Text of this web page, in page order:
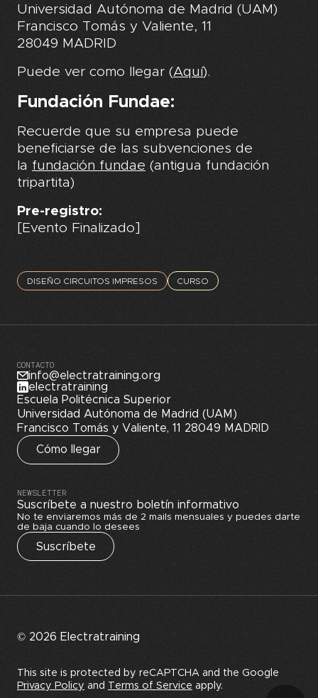
Universidad Autónoma de Madrid (UAM)
Francisco Tomás y Valiente, 11
28049 MADRID
Puede ver como llegar (Aquí).
Fundación Fundae:
Recuerde que su empresa puede
beneficiarse de las subvenciones de
la fundación fundae (antigua fundación
tripartita)
Pre-registro:
[Evento Finalizado]
DISEÑO CIRCUITOS IMPRESOS CURSO
CONTACTO
info@electratraining.org
electratraining
Escuela Politécnica Superior
Universidad Autónoma de Madrid (UAM)
Francisco Tomás y Valiente, 11 28049 MADRID
Cómo llegar
NEWSLETTER
Suscríbete a nuestro boletín informativo
No te enviaremos más de 2 mails mensuales y puedes darte
de baja cuando lo desees
Suscríbete
© 2026 Electratraining
This site is protected by reCAPTCHA and the Google
Privacy Policy and Terms of Service apply.